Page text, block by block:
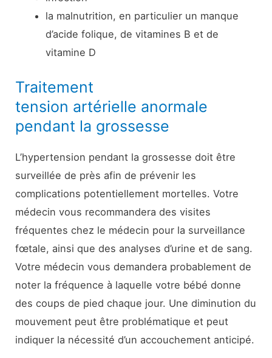
la malnutrition, en particulier un manque
d’acide folique, de vitamines B et de
vitamine D
Traitement
tension artérielle anormale
pendant la grossesse
L’hypertension pendant la grossesse doit être
surveillée de près afin de prévenir les
complications potentiellement mortelles. Votre
médecin vous recommandera des visites
fréquentes chez le médecin pour la surveillance
fœtale, ainsi que des analyses d’urine et de sang.
Votre médecin vous demandera probablement de
noter la fréquence à laquelle votre bébé donne
des coups de pied chaque jour. Une diminution du
mouvement peut être problématique et peut
indiquer la nécessité d’un accouchement anticipé.